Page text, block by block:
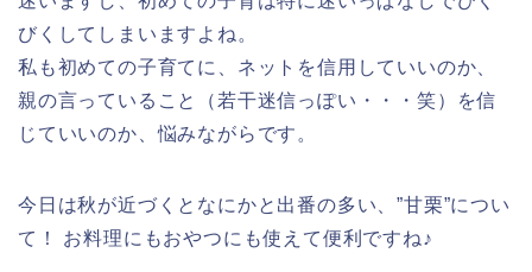
びくしてしまいますよね。
私も初めての子育てに、ネットを信用していいのか、
親の言っていること（若干迷信っぽい・・・笑）を信
じていいのか、悩みながらです。
今日は秋が近づくとなにかと出番の多い、”甘栗”につい
て！ お料理にもおやつにも使えて便利ですね♪